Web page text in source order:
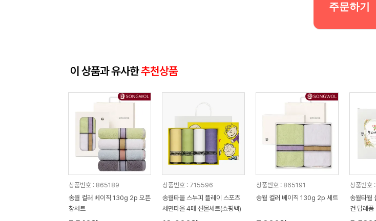
주문하기
이 상품과 유사한추천상품
상품번호 : 865189
송월 컬러 베이직 130g 2p 오픈
창세트
상품번호 : 715596
송월타올 스누피 플레이 스포츠
세면타올 4매 선물세트(쇼핑백)
상품번호 : 865191
송월 컬러 베이직 130g 2p 세트
상품번
송월타월
건 답례
티커 포함)